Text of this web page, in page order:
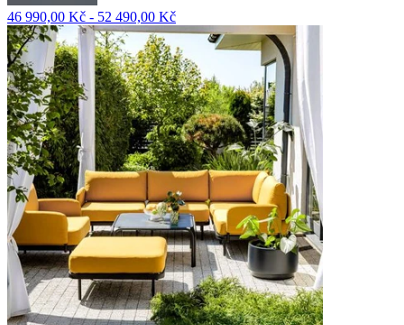
46 990,00 Kč - 52 490,00 Kč